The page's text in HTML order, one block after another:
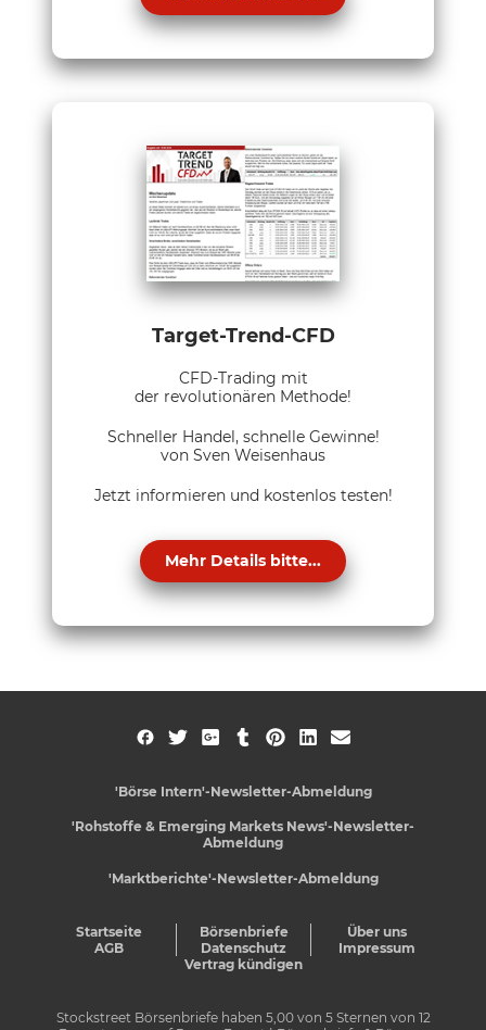
Target-Trend-CFD
CFD-Trading mit
der revolutionären Methode!
Schneller Handel, schnelle Gewinne!
von Sven Weisenhaus
Jetzt informieren und kostenlos testen!
Mehr Details bitte...
'Börse Intern'-Newsletter-Abmeldung
'Rohstoffe & Emerging Markets News'-Newsletter-
Abmeldung
'Marktberichte'-Newsletter-Abmeldung
Startseite Börsenbriefe
Über uns
AGB
Datenschutz
Impressum
Vertrag kündigen
Stockstreet Börsenbriefe haben 5,00von 5Sternen von 12